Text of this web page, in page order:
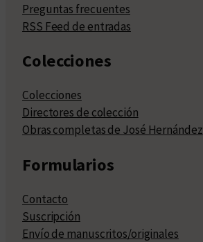
Preguntas frecuentes
RSS Feed de entradas
Colecciones
Colecciones
Directores de colección
Obras completas de José Hernández
Formularios
Contacto
Suscripción
Envío de manuscritos/originales